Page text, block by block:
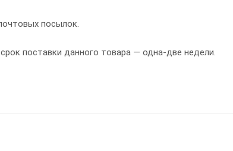
посылок.
поставки данного товара — одна-две недели.